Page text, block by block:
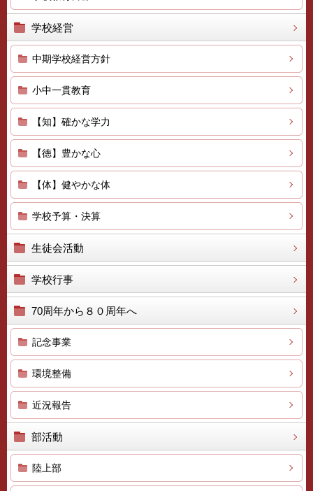
学校経営
中期学校経営方針
小中一貫教育
【知】確かな学力
【徳】豊かな心
【体】健やかな体
学校予算・決算
生徒会活動
学校行事
70周年から８０周年へ
記念事業
環境整備
近況報告
部活動
陸上部